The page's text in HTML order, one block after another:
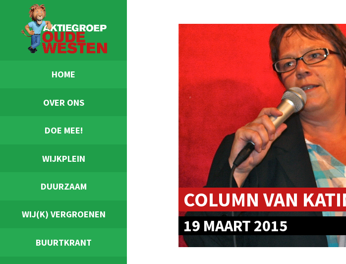
HOME
OVER ONS
DOE MEE!
WIJKPLEIN
DUURZAAM
WIJ(K) VERGROENEN
BUURTKRANT
COLUMN VAN
19 MAART 2015